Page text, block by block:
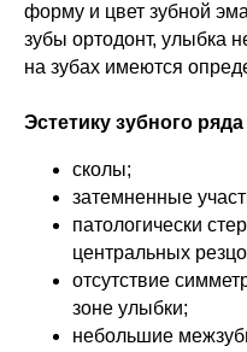
форму и цвет зубной
зубы ортодонт, улыбка
на зубах имеются
Эстетику зубного
сколы;
затемненные
патологически
центральных
отсутствие
зоне улыбки;
небольшие